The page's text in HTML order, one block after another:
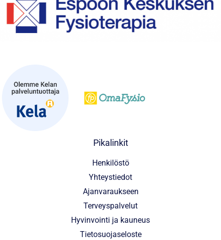
Pikalinkit
Henkilöstö
Yhteystiedot
Ajanvaraukseen
Terveyspalvelut
Hyvinvointi ja kauneus
Tietosuojaseloste